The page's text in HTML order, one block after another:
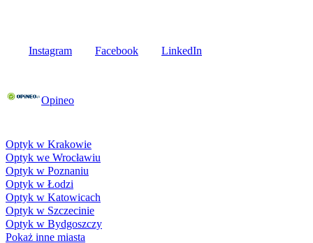
Instagram Facebook LinkedIn
Opineo
Optyk w Krakowie
Optyk we Wrocławiu
Optyk w Poznaniu
Optyk w Łodzi
Optyk w Katowicach
Optyk w Szczecinie
Optyk w Bydgoszczy
Pokaż inne miasta